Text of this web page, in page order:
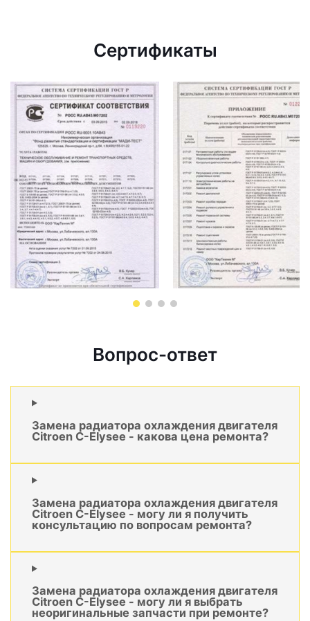
Сертификаты
Вопрос-ответ
Замена радиатора охлаждения двигателя
Citroen C-Elysee - какова цена ремонта?
Замена радиатора охлаждения двигателя
Citroen C-Elysee - могу ли я получить
консультацию по вопросам ремонта?
Замена радиатора охлаждения двигателя
Citroen C-Elysee - могу ли я выбрать
неоригинальные запчасти при ремонте?